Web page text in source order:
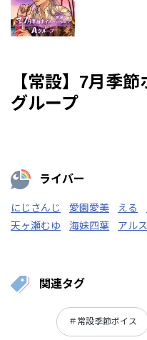
【常設】7月季
グループ
ライバー
にじさんじ 愛園愛美 える
天ヶ瀬むゆ
海妹四葉
アル
関連タグ
＃常設季節ボイス